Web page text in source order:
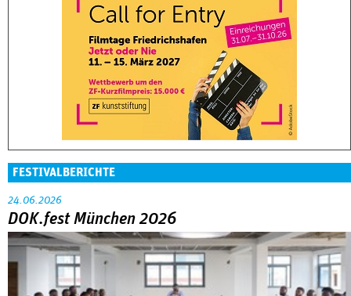
FESTIVALBERICHTE
24.06.2026
DOK.fest München 2026